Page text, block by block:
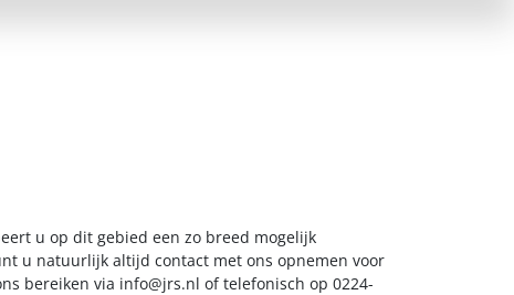
u op dit gebied een zo breed mogelijk
u natuurlijk altijd contact met ons opnemen voor
bereiken via info@jrs.nl of telefonisch op 0224-